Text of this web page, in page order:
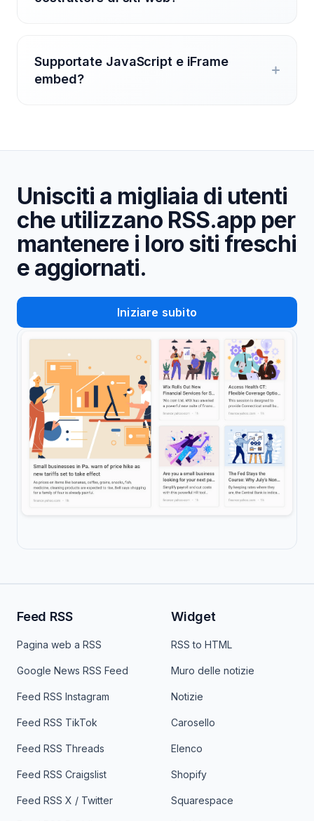
Supportate JavaScript e iFrame
embed?
Unisciti a migliaia di utenti
che utilizzano RSS.app per
mantenere i loro siti freschi
e aggiornati.
Iniziare subito
Feed RSS
Pagina web a RSS
Google News RSS Feed
Feed RSS Instagram
Feed RSS TikTok
Feed RSS Threads
Feed RSS Craigslist
Feed RSS X / Twitter
Widget
RSS to HTML
Muro delle notizie
Notizie
Carosello
Elenco
Shopify
Squarespace